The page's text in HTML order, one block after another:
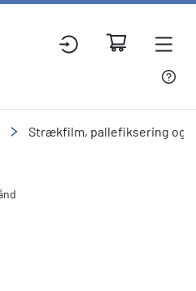
Strækfilm, pallefiksering og